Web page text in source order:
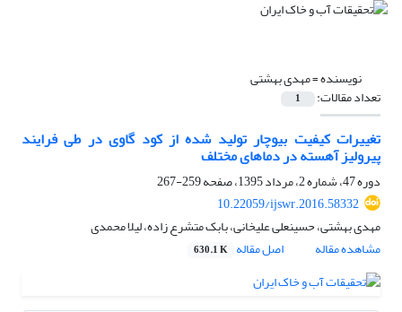
نویسنده =مهدی بهشتی
تعداد مقالات: 1
تغییرات کیفیت بیوچار تولید شده از کود گاوی در طی فرایند
پیرولیز آهسته در دماهای مختلف
دوره 47، شماره 2، مرداد 1395، صفحه
259-267
10.22059/ijswr.2016.58332
مهدی بهشتی، حسینعلی علیخانی، بابک متشرع زاده، لیلا محمدی
مشاهده مقاله
اصل مقاله 630.1 K